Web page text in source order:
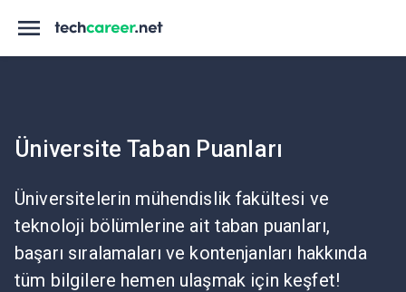
Üniversite Taban Puanları
Üniversitelerin mühendislik fakültesi ve
teknoloji bölümlerine ait taban puanları,
başarı sıralamaları ve kontenjanları hakkında
tüm bilgilere hemen ulaşmak için keşfet!